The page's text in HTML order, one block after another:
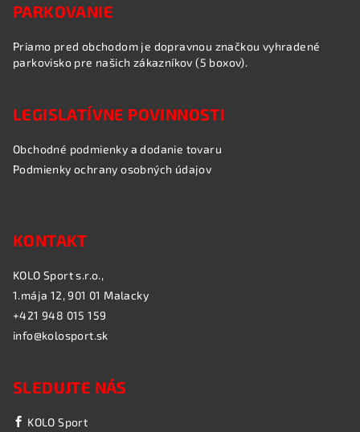
PARKOVANIE
Priamo pred obchodom je dopravnou značkou vyhradené
parkovisko pre našich zákazníkov (5 boxov).
LEGISLATÍVNE POVINNOSTI
Obchodné podmienky a dodanie tovaru
Podmienky ochrany osobných údajov
KONTAKT
KOLO Sport s.r.o.,
1.mája 12, 901 01 Malacky
+421 948 015 159
info@kolosport.sk
SLEDUJTE NÁS
KOLO Sport